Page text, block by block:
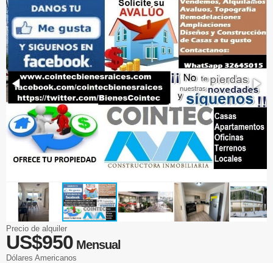
Precio de alquiler
US$950 Mensual
Dólares Americanos